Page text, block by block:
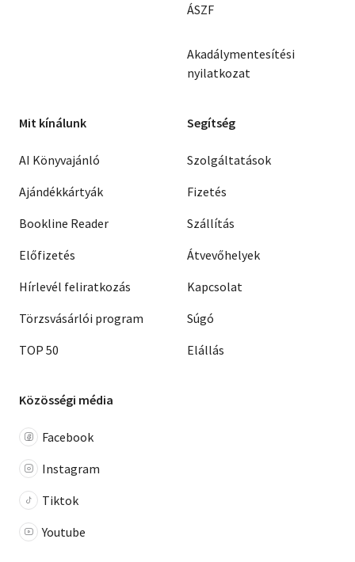
ÁSZF
Akadálymentesítési
nyilatkozat
Mit kínálunk
AI Könyvajánló
Ajándékkártyák
Bookline Reader
Előfizetés
Hírlevél feliratkozás
Törzsvásárlói program
TOP 50
Segítség
Szolgáltatások
Fizetés
Szállítás
Átvevőhelyek
Kapcsolat
Súgó
Elállás
Közösségi média
Facebook
Instagram
Tiktok
Youtube